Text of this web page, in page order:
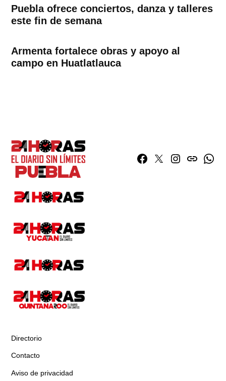
Puebla ofrece conciertos, danza y talleres
este fin de semana
Armenta fortalece obras y apoyo al
campo en Huatlatlauca
Facebook
TwitterInstagram
issuu
Directorio
Contacto
Aviso de privacidad